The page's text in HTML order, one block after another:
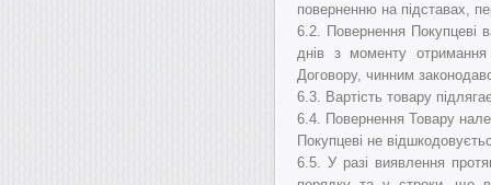
поверненню на підставах,
6.2. Повернення Покупцеві
днів з моменту
Договору, чинним
6.3. Вартість товару
6.4. Повернення Товару
Покупцеві не
6.5. У разі виявлення